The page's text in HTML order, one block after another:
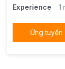
Experience
1
Ứng tuyển